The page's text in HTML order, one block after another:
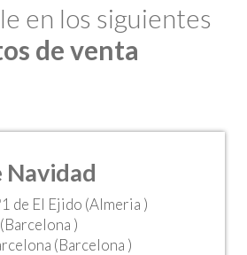
en los siguientes
de venta
Navidad
de El Ejido (Almeria )
)
(Barcelona )